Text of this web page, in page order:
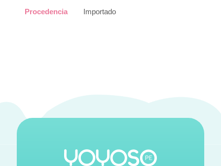
Procedencia Importado